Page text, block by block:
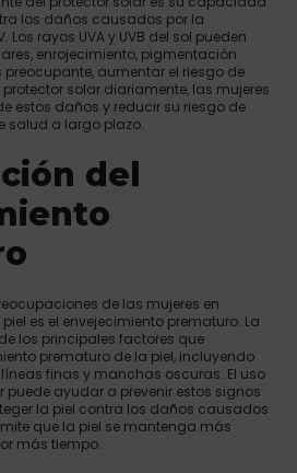
los daños causados por la
Los rayos UVA y UVB del sol pueden
enrojecimiento, pigmentación
preocupante, aumentar el riesgo de
solar diariamente, las mujeres
estos daños y reducir su riesgo de
salud a largo plazo.
del
de las mujeres en
es el envejecimiento prematuro. La
los principales factores que
prematuro de la piel, incluyendo
finas y manchas oscuras. El uso
puede ayudar a prevenir estos signos
la piel contra los daños causados
que la piel se mantenga más
más tiempo.